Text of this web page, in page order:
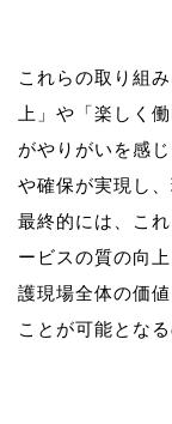
これらの取り組
上」や「楽しく
がやりがいを感
や確保が実現し
最終的には、こ
ービスの質の向
護現場全体の価